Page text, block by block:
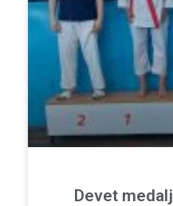
Devet